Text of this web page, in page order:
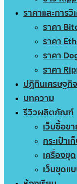
ราคาและการวิ
ราคา
ราคา
ราคา
ราคา
ปฏิทินเศรษฐกิจ
บทความ
รีวิวผลิตภัณฑ์
เว็บซื้อข
กระเป๋า
เครื่องขุด
เว็บขุดแ